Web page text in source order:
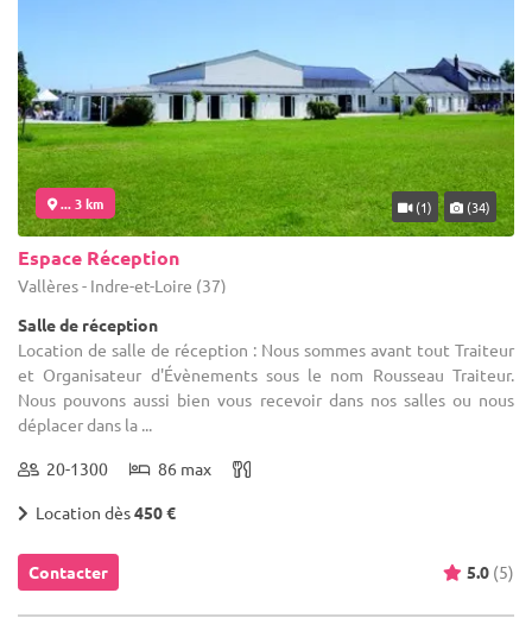
... 3 km (1) (34)
Espace Réception
Vallères - Indre-et-Loire (37)
Salle de réception
Location de salle de réception : Nous sommes avant tout Traiteur
et Organisateur d'Évènements sous le nom Rousseau Traiteur.
Nous pouvons aussi bien vous recevoir dans nos salles ou nous
déplacer dans la ...
20-1300 86 max
Location dès450 €
Contacter 5.0 (5)